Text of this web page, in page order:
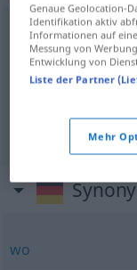
sich irgendwo
uzanmak( -E)
yere
wo
Genaue Geolocation-
Identifikation aktiv
Informationen auf
Messung von
Entwicklung von
Liste der Partner
Mehr